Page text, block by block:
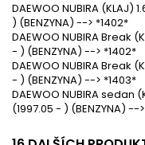
DAEWOO NUBIRA (KLAJ)
) (BENZYNA) --> *1402*
DAEWOO NUBIRA Break
- ) (BENZYNA) --> *1402*
DAEWOO NUBIRA Break
- ) (BENZYNA) --> *1403*
DAEWOO NUBIRA sedan
(1997.05 - ) (BENZYNA) --